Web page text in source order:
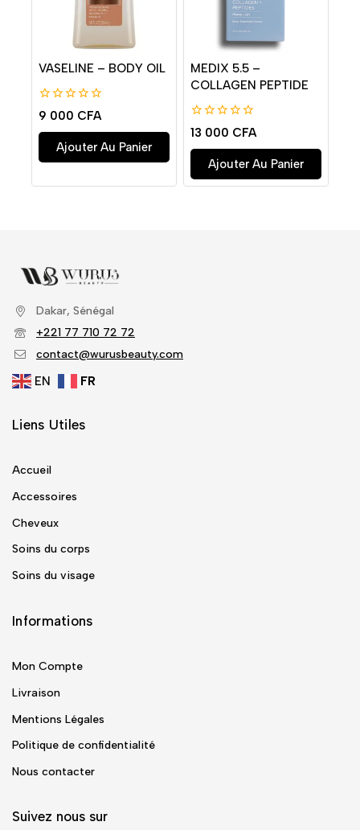
VASELINE – BODY OIL
0
de
5
9 000 CFA
Ajouter Au Panier
MEDIX 5.5 –
COLLAGEN PEPTIDE
0
de
5
13 000 CFA
Ajouter Au Panier
Dakar, Sénégal
+221 77 710 72 72
contact@wurusbeauty.com
EN FR
Liens Utiles
Accueil
Accessoires
Cheveux
Soins du corps
Soins du visage
Informations
Mon Compte
Livraison
Mentions Légales
Politique de confidentialité
Nous contacter
Suivez nous sur